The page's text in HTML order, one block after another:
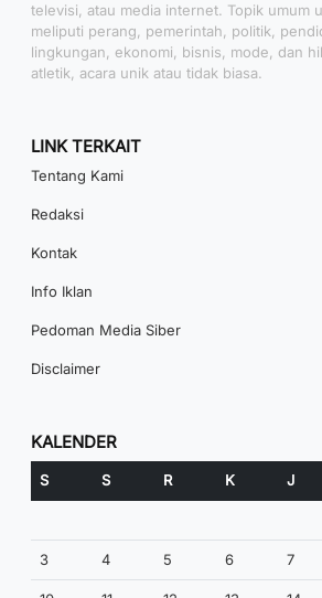
televisi, atau media internet. Topik umum
meliputi perang, pemerintah, politik,
lingkungan, ekonomi, bisnis, mode, dan
atletik, acara unik atau tidak biasa.
LINK TERKAIT
Tentang Kami
Redaksi
Kontak
Info Iklan
Pedoman Media Siber
Disclaimer
KALENDER
S S R K J
3 4 5 6 7